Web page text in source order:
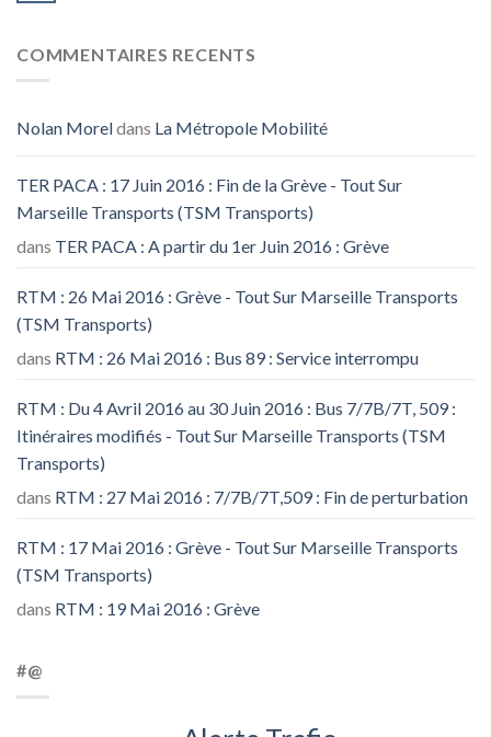
COMMENTAIRES RECENTS
Nolan Moreldans La Métropole Mobilité
TER PACA : 17 Juin 2016 : Fin de la Grève - Tout Sur
Marseille Transports (TSM Transports)
dans TER PACA : A partir du 1er Juin 2016 : Grève
RTM : 26 Mai 2016 : Grève - Tout Sur Marseille Transports
(TSM Transports)
dans RTM : 26 Mai 2016 : Bus 89 : Service interrompu
RTM : Du 4 Avril 2016 au 30 Juin 2016 : Bus 7/7B/7T, 509 :
Itinéraires modifiés - Tout Sur Marseille Transports (TSM
Transports)
dans RTM : 27 Mai 2016 : 7/7B/7T,509 : Fin de perturbation
RTM : 17 Mai 2016 : Grève - Tout Sur Marseille Transports
(TSM Transports)
dans RTM : 19 Mai 2016 : Grève
#@